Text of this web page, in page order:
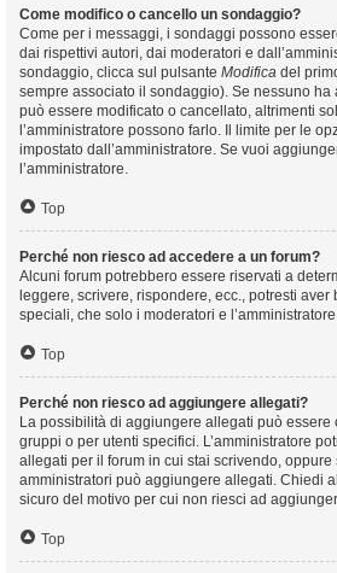
Come modifico o cancello un sondaggio?
Come per i messaggi, i sondaggi possono
dai rispettivi autori, dai moderatori e
sondaggio, clicca sul pulsante Modifica del
sempre associato il sondaggio). Se nessuno
può essere modificato o cancellato, altrimenti
l’amministratore possono farlo. Il limite per le
impostato dall’amministratore. Se vuoi
l’amministratore.
Top
Perché non riesco ad accedere a un forum?
Alcuni forum potrebbero essere riservati a
leggere, scrivere, rispondere, ecc., potresti
speciali, che solo i moderatori e
Top
Perché non riesco ad aggiungere allegati?
La possibilità di aggiungere allegati può essere
gruppi o per utenti specifici. L’amministratore
allegati per il forum in cui stai scrivendo,
amministratori può aggiungere allegati. Chiedi
sicuro del motivo per cui non riesci ad
Top